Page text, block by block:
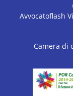
Avvocatoflash
Camera di